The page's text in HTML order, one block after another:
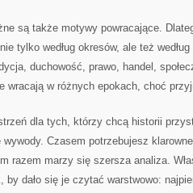
są także motywy powracające.
tylko według okresów, ale też
duchowość, prawo, handel,
wracają w różnych epokach, choć
dla tych, którzy chcą historii
Czasem potrzebujesz
razem marzy się szersza analiza.
by dało się je czytać warstwowo: